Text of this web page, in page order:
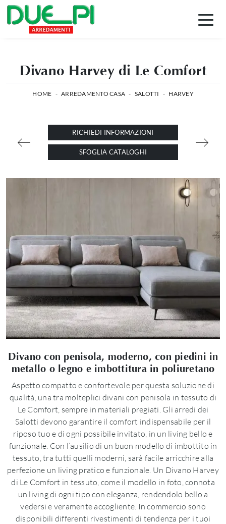
Divano Harvey di Le Comfort
HOME - ARREDAMENTO CASA - SALOTTI - HARVEY
RICHIEDI INFORMAZIONI
SFOGLIA CATALOGHI
Divano con penisola, moderno, con piedini in
metallo o legno e imbottitura in poliuretano
Aspetto compatto e confortevole per questa soluzione di
qualità, una tra molteplici divani con penisola in tessuto di
Le Comfort, sempre in materiali pregiati. Gli arredi dei
Salotti devono garantire il comfort indispensabile per il
riposo tuo e di ogni possibile invitato, in un living bello e
funzionale. Con l’ausilio di un buon modello di imbottito in
tessuto, tra tutti quelli moderni, sarà facile arricchire alla
perfezione un living pratico e funzionale. Un Divano Harvey
di Le Comfort in tessuto, come il modello in foto, connota
un living di ogni tipo con eleganza, rendendolo bello a
vedersi e veramente accogliente. In commercio sono
disponibili differenti rivestimenti di tendenza per i tuoi